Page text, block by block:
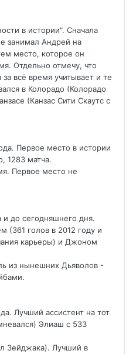
в истории". Сначала
занимал Андрей на
место, которое он
Отдельно отмечу, что
за всё время учитывает и те
в Колорадо (Колорадо
(Канзас Сити Скаутс с
Первое место в истории
1283 матча.
Первое место не
до сегодняшнего дня.
(361 голов в 2012 году и
карьеры) и Джоном
из нынешних Дьяволов -
Лучший ассистент на тот
Элиаш с 533
Зейджака). Лучший в